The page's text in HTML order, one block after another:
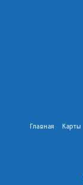
Главная Карты